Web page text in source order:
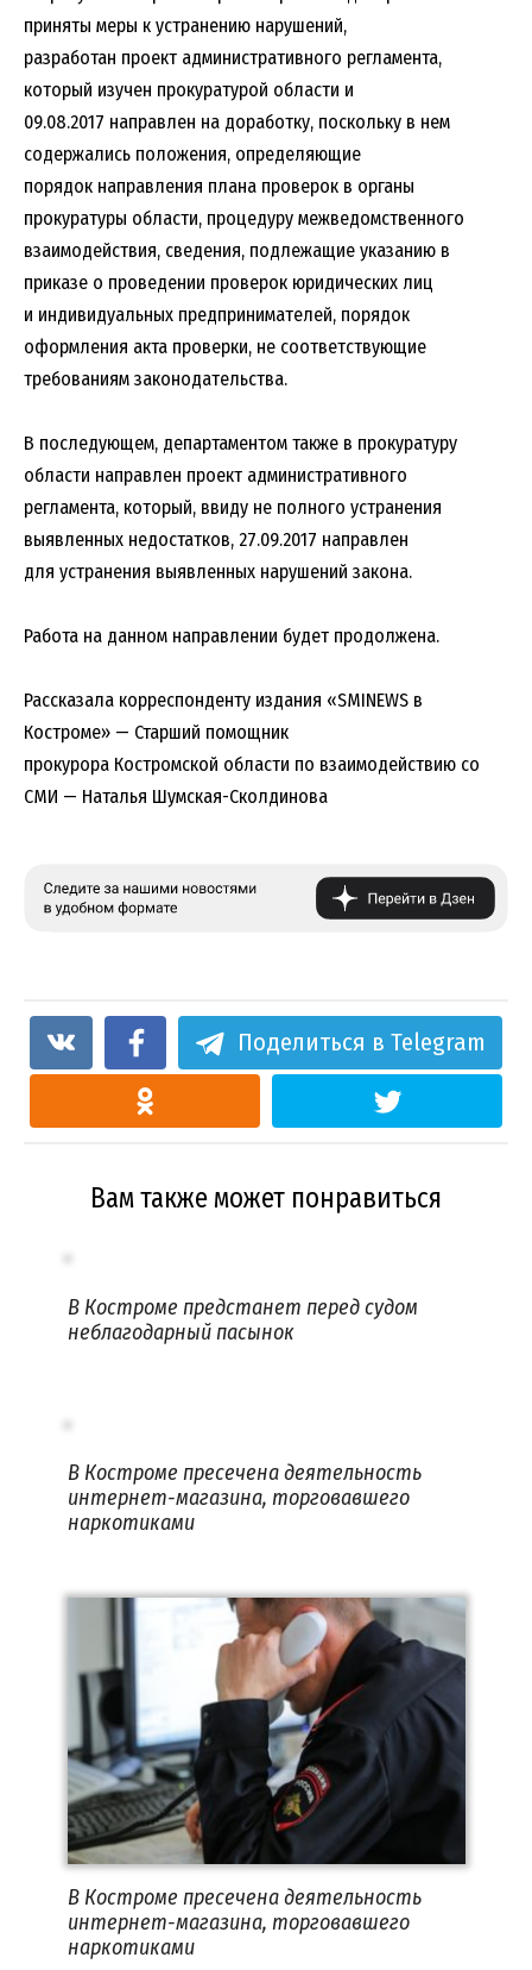
приняты меры к устранению нарушений,
разработан проект административного регламента,
который изучен прокуратурой области и
09.08.2017 направлен на доработку, поскольку в нем
содержались положения, определяющие
порядок направления плана проверок в органы
прокуратуры области, процедуру межведомственного
взаимодействия, сведения, подлежащие указанию в
приказе о проведении проверок юридических лиц
и индивидуальных предпринимателей, порядок
оформления акта проверки, не соответствующие
требованиям законодательства.
В последующем, департаментом также в прокуратуру
области направлен проект административного
регламента, который, ввиду не полного устранения
выявленных недостатков, 27.09.2017 направлен
для устранения выявленных нарушений закона.
Работа на данном направлении будет продолжена.
Рассказала корреспонденту издания «SMINEWS в
Костроме» — Старший помощник
прокурора Костромской области по взаимодействию со
СМИ — Наталья Шумская-Сколдинова
Поделиться в Telegram
Вам также может понравиться
В Костроме предстанет перед судом
неблагодарный пасынок
В Костроме пресечена деятельность
интернет-магазина, торговавшего
наркотиками
В Костроме пресечена деятельность
интернет-магазина, торговавшего
наркотиками